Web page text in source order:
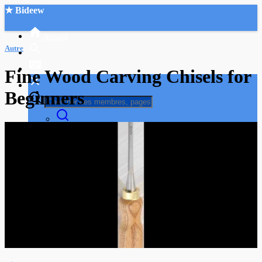
★ Bideew
Recherche Avancée
Autre
Fine Wood Carving Chisels for
Beginners